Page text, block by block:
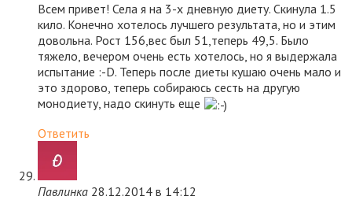
Всем привет! Села я на 3-х дневную диету. Скинула 1.5
кило. Конечно хотелось лучшего результата, но и этим
довольна. Рост 156,вес был 51,теперь 49,5. Было
тяжело, вечером очень есть хотелось, но я выдержала
испытание :-D. Теперь после диеты кушаю очень мало и
это здорово, теперь собираюсь сесть на другую
монодиету, надо скинуть еще
Ответить
Павлинка 28.12.2014 в 14:12